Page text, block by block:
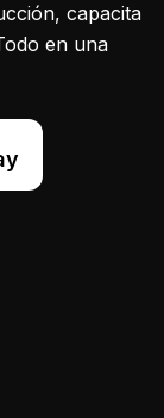
capacita
en una